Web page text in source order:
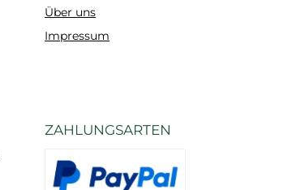
Über uns
Impressum
ZAHLUNGSARTEN